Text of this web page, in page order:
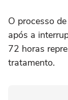
O processo
após a
72 horas
tratamento.